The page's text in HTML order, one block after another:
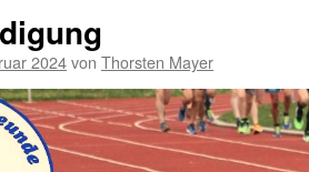
2024von Thorsten Mayer